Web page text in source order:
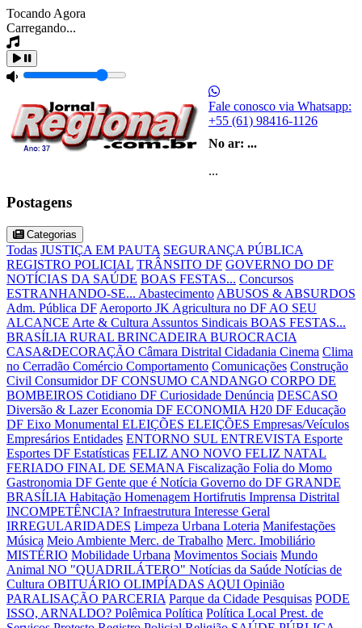
Tocando Agora
Carregando...
Fale conosco via Whatsapp:
+55 (61) 98416-1126
No ar: ...
...
Postagens
Categorias
Todas JUSTIÇA EM PAUTA SEGURANÇA PÚBLICA
REGISTRO POLICIAL TRÂNSITO DF GOVERNO DO DF
NOTÍCIAS DA SAÚDE BOAS FESTAS... Concursos
ESTRANHANDO-SE... AbastecimentoABUSOS & ABSURDOS
Adm. Pública DFAeroporto JKAgricultura no DFAO SEU
ALCANCE Arte & CulturaAssuntos Sindicais BOAS FESTAS...
BRASÍLIA RURAL BRINCADEIRABUROCRACIA
CASA&DECORAÇÃO Câmara Distrital Cidadania Cinema Clima
no Cerradão Comércio Comportamento Comunicações Construção
Civil Consumidor DF CONSUMO CANDANGO CORPO DE
BOMBEIROS Cotidiano DF Curiosidade Denúncia DESCASO
Diversão & LazerEconomia DF ECONOMIA H20 DF Educação
DF Eixo Monumental ELEIÇÕES ELEIÇÕES Empresas/Veículos
Empresários Entidades ENTORNO SUL ENTREVISTAEsporte
Esportes DF Estatísticas FELIZ ANO NOVO FELIZ NATAL
FERIADO FINAL DE SEMANAFiscalização Folia do Momo
Gastronomia DF Gente que é Notícia Governo do DF GRANDE
BRASÍLIAHabitação Homenagem Hortifrutis Imprensa Distrital
INCOMPETÊNCIA? Infraestrutura Interesse Geral
IRREGULARIDADES Limpeza Urbana Loteria Manifestações
Música Meio Ambiente Merc. de Trabalho Merc. Imobiliário
MISTÉRIO Mobilidade Urbana Movimentos Sociais Mundo
Animal NO "QUADRILÁTERO" Notícias da Saúde Notícias de
Cultura OBITUÁRIO OLIMPÍADAS AQUI Opinião
PARALISAÇÃO PARCERIA Parque da Cidade Pesquisas PODE
ISSO, ARNALDO? Polêmica Política Política Local Prest. de